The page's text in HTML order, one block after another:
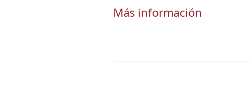
Más información